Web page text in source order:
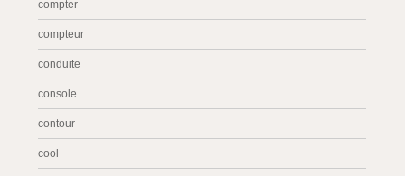
compter
compteur
conduite
console
contour
cool